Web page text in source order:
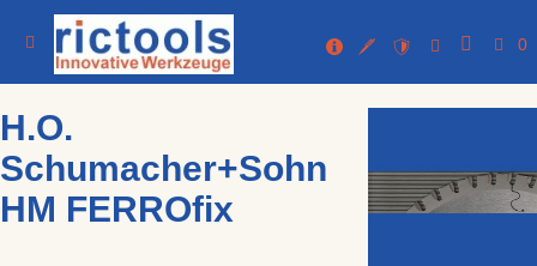
0
H.O.
Schumacher+Sohn
HM FERROfix